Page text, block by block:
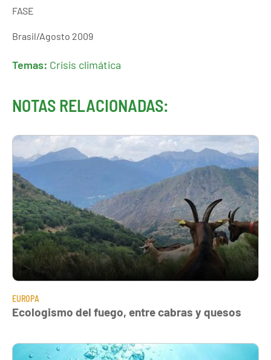
FASE
Brasil/Agosto 2009
Temas: Crisis climática
NOTAS RELACIONADAS:
EUROPA
Ecologismo del fuego, entre cabras y quesos